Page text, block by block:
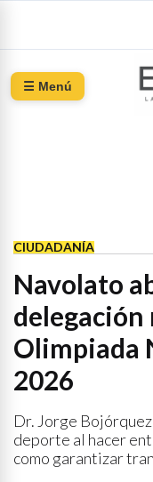
☰ Menú
CIUDADANÍA
Navolato
delegación
Olimpiada
2026
Dr. Jorge
deporte al hacer
como garantizar